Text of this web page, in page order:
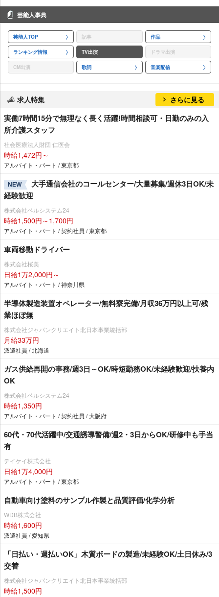
芸能人事典
芸能人TOP 記事 作品
ランキング情報 TV出演 ドラマ出演
CM出演 歌詞 音楽配信
求人特集 さらに見る
実働7時間15分で無理なく長く活躍!時間相談可・日勤のみの入
所介護スタッフ
社会医療法人財団 仁医会
時給1,472円～
アルバイト・パート / 東京都
NEW
大手通信会社のコールセンター/大量募集/週休3日OK/未
経験歓迎
株式会社ベルシステム24
時給1,500円～1,700円
アルバイト・パート / 契約社員 / 東京都
車両移動ドライバー
株式会社桜美
日給1万2,000円～
アルバイト・パート / 神奈川県
半導体製造装置オペレーター/無料寮完備/月収36万円以上可/残
業ほぼ無
株式会社ジャパンクリエイト北日本事業統括部
月給33万円
派遣社員 / 北海道
ガス供給再開の事務/週3日～OK/時短勤務OK/未経験歓迎/扶養内
OK
株式会社ベルシステム24
時給1,350円
アルバイト・パート / 契約社員 / 大阪府
60代・70代活躍中/交通誘導警備/週2・3日からOK/研修中も手当
有
テイケイ株式会社
日給1万4,000円
アルバイト・パート / 東京都
自動車向け塗料のサンプル作製と品質評価/化学分析
WDB株式会社
時給1,600円
派遣社員 / 愛知県
「日払い・週払いOK」木質ボードの製造/未経験OK/土日休み/3
交替
株式会社ジャパンクリエイト北日本事業統括部
時給1,500円